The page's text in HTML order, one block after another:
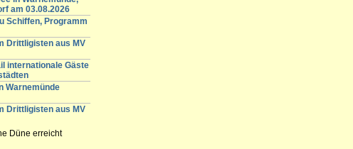
wird der Prozess
Rostock...
am 03.08.2026
Schiffen, Programm
Drittligisten aus MV
internationale Gäste
Warnemünde
Drittligisten aus MV
Düne erreicht